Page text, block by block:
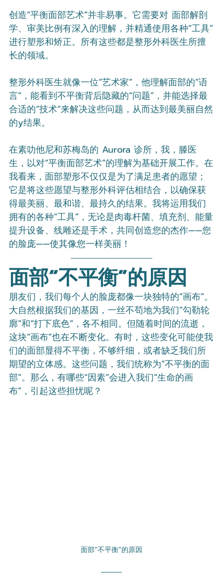
创造“平衡面部艺术”并非易事。它需要对 面部解剖
学、审美比例有深入的理解，并精通使用各种“工具”
进行塑形和矫正。所有这些都是整形外科医生所擅
长的领域。
整形外科医生就像一位“艺术家”，他理解面部的“语
言”，能看到不平衡背后隐藏的“问题”，并能选择最
合适的“技术”来解决这些问题，从而达到最美丽自然
的y结果。
在素叻他尼和苏梅岛的 Aurora 诊所，我，滕医
生，以对“平衡面部艺术”的理解为基础开展工作。在
我看来，面部塑形不仅仅是为了满足患者的愿望；
它是将这些愿望与整形外科评估相结合，以确保获
得最美丽、最和谐、最持久的结果。我将运用我们
拥有的各种“工具”，无论是肉毒杆菌、填充剂、能量
提升设备、线雕还是手术，共同创造您的杰作——您
的脸庞——使其像您一样美丽！
面部“不平衡”的原因
朋友们，我们每个人的脸庞都像一块独特的“画布”。
大自然根据我们的基因，一丝不苟地为我们“勾勒轮
廓”和“打下底色”，各不相同。但随着时间的流逝，
这块“画布”也在不断变化。有时，这些变化可能使我
们的面部显得不平衡，不够纤细，或者缺乏我们所
期望的立体感。这些问题，我们统称为“不平衡的面
部”。那么，有哪些“因素”会进入我们“生命的画
布”，引起这些担忧呢？
面部“不平衡”的原因